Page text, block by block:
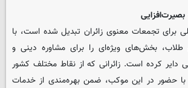
برای تجمعات معنوی زائران تبدیل شده است، با
بخش‌های ویژه‌ای را برای مشاوره دینی و
کرده است. زائرانی که از نقاط مختلف کشور
با حضور در این موکب، ضمن بهره‌مندی از خدمات